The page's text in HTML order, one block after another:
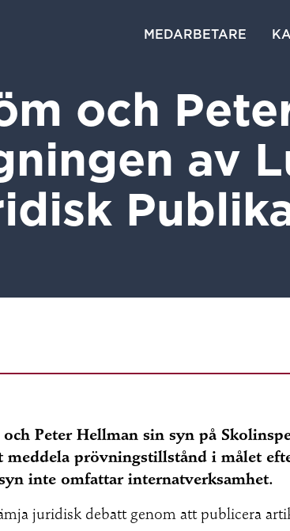
MEDARBETARE
och
av
Peter Hellman sin syn på
prövningstillstånd i målet
inte omfattar internatverksamhet.
juridisk debatt genom att publicera